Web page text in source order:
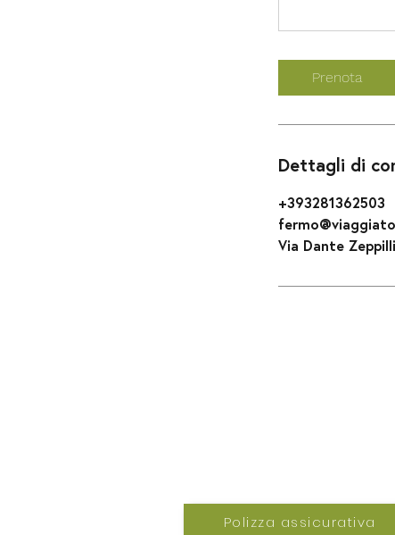
Prenota
Dettagli di
+393281362503
Via Dante
Polizza assicurativa